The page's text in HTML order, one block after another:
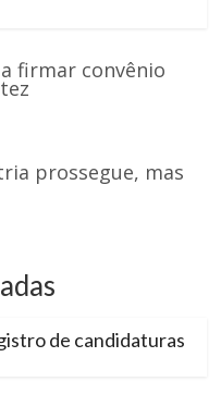
firmar convênio
prossegue, mas
de candidaturas